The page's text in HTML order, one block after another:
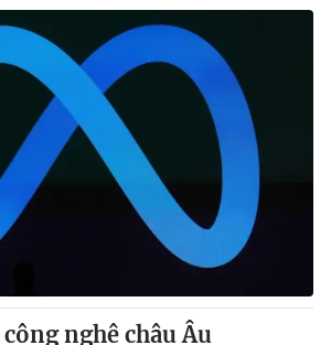
nghệ châu Âu